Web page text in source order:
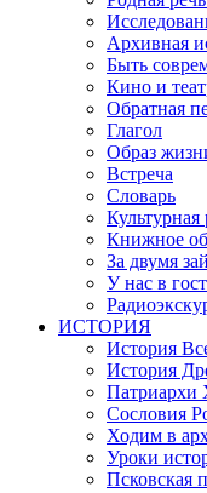
Архивная
Быть
Кино и
Обратная
Глагол
Образ
Встреча
Словарь
Культурная
Книжное
За двумя
У нас в
ИСТОРИЯ
История
История
Патриархи
Сословия
Ходим в
Уроки
Псковская